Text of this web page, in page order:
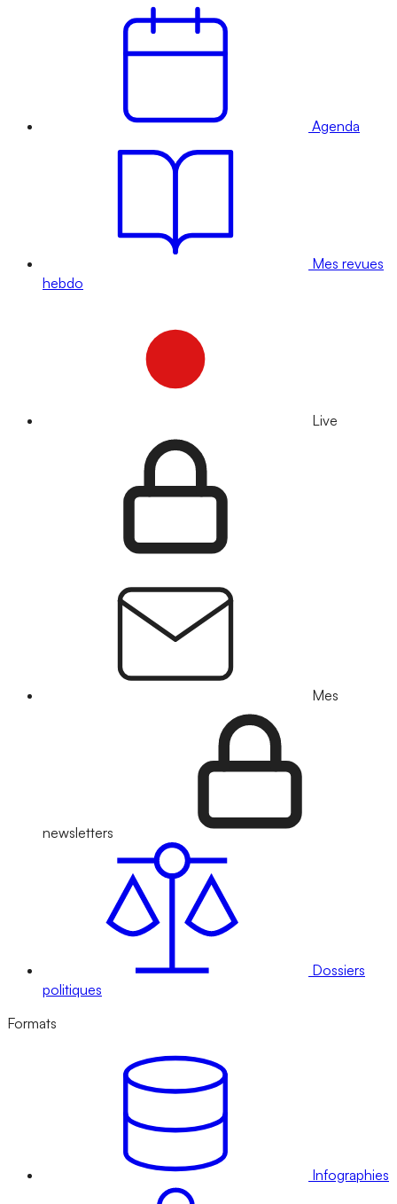
Agenda
Mes revues
hebdo
Live
Mes
newsletters
Dossiers
politiques
Formats
Infographies